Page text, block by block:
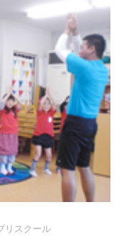
リスクール